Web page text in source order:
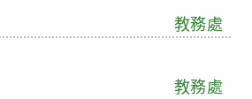
教務處
教務處